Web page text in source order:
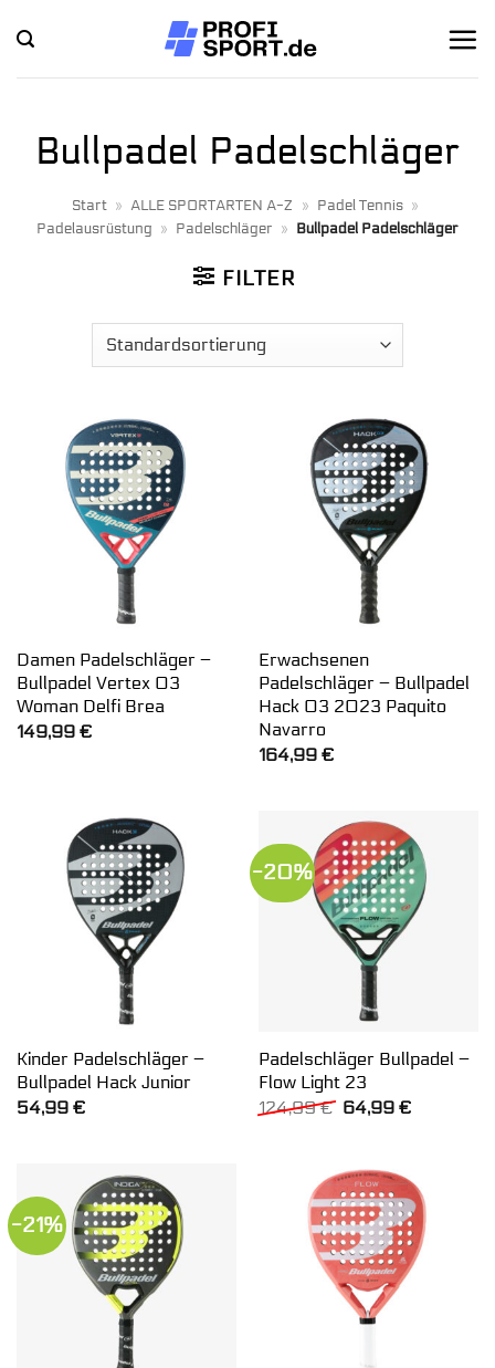
Inhalt
springen
Bullpadel Padelschläger
Start » ALLE SPORTARTEN A-Z » Padel Tennis »
Padelausrüstung » Padelschläger » Bullpadel Padelschläger
FILTER
Damen Padelschläger –
Bullpadel Vertex 03
Woman Delfi Brea
149,99 €
Erwachsenen
Padelschläger – Bullpadel
Hack 03 2023 Paquito
Navarro
164,99 €
Kinder Padelschläger –
Bullpadel Hack Junior
54,99 €
-20%
Padelschläger Bullpadel –
Flow Light 23
124,99€ Ursprünglicher
64,99 €Aktueller
-21%